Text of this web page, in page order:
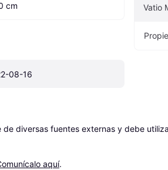
cm
08-16
Vatio
diversas fuentes externas y debe
aquí.